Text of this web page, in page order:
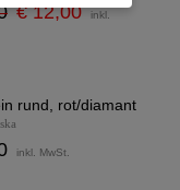
€ 12,00 inkl.
rund, rot/diamant
inkl. MwSt.